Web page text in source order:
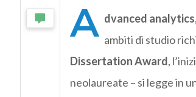
A dvanced
ambiti di studio
Dissertation Award,
neolaureate – si legge in